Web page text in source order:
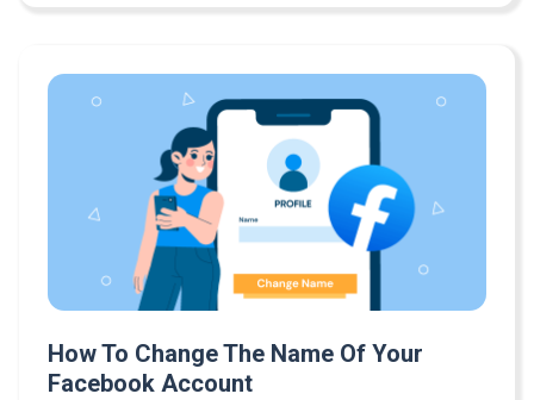
How To Change The Name Of Your
Facebook Account